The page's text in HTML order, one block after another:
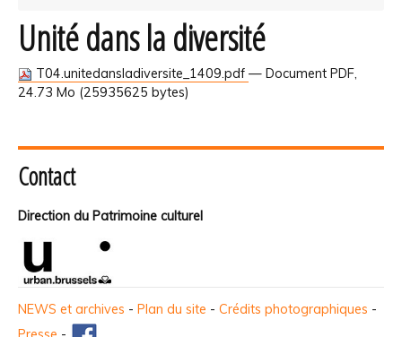
Unité dans la diversité
T04.unitedansladiversite_1409.pdf — Document PDF,
24.73 Mo (25935625 bytes)
Contact
Direction du Patrimoine culturel
NEWS et archives - Plan du site - Crédits photographiques -